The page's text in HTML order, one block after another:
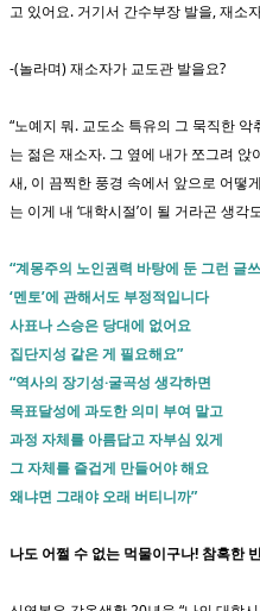
고 있어요. 거기서 간수부장 발을, 재소
-(놀라며) 재소자가 교도관 발을요?
“노예지 뭐. 교도소 특유의 그 묵직한
는 젊은 재소자. 그 옆에 내가 쪼그려 앉
새, 이 끔찍한 풍경 속에서 앞으로 어떻
는 이게 내 ‘대학시절’이 될 거라곤 생각
“계몽주의 노인권력 바탕에 둔 그런 글
‘멘토’에 관해서도 부정적입니다
사표나 스승은 당대에 없어요
집단지성 같은 게 필요해요”
“역사의 장기성·굴곡성 생각하면
목표달성에 과도한 의미 부여 말고
과정 자체를 아름답고 자부심 있게
그 자체를 즐겁게 만들어야 해요
왜냐면 그래야 오래 버티니까”
나도 어쩔 수 없는 먹물이구나! 참혹한